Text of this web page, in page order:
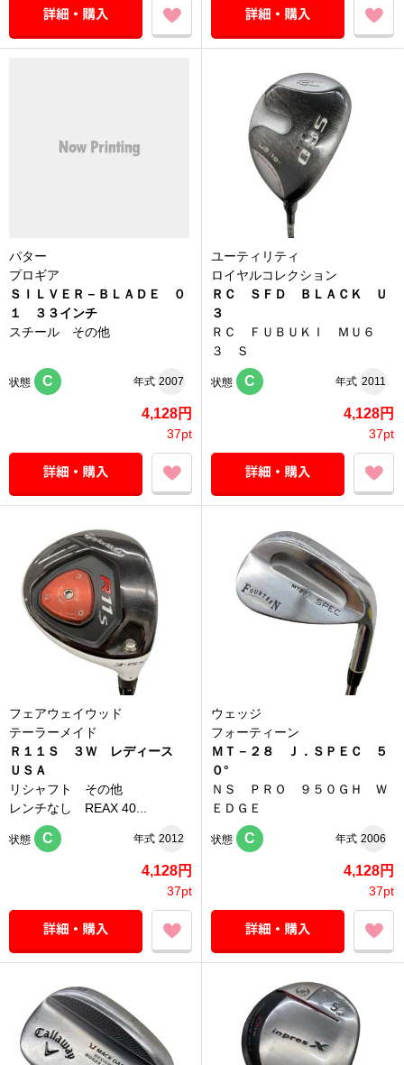
パター
プロギア
ＳＩＬＶＥＲ－ＢＬＡＤＥ ０
１ ３３インチ
スチール その他
状態 C 年式 2007
4,128円
37pt
ユーティリティ
ロイヤルコレクション
ＲＣ ＳＦＤ ＢＬＡＣＫ Ｕ
３
ＲＣ ＦＵＢＵＫＩ ＭＵ６
３ Ｓ
状態 C 年式 2011
4,128円
37pt
フェアウェイウッド
テーラーメイド
Ｒ１１Ｓ ３Ｗ レディース
ＵＳＡ
リシャフト その他
レンチなし REAX 40...
状態 C 年式 2012
4,128円
37pt
ウェッジ
フォーティーン
ＭＴ－２８ Ｊ．ＳＰＥＣ ５
０°
ＮＳ ＰＲＯ ９５０ＧＨ Ｗ
ＥＤＧＥ
状態 C 年式 2006
4,128円
37pt